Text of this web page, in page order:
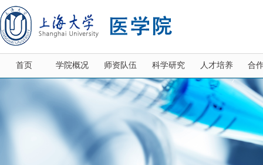
首页 学院概况 师资队伍 科学研究 人才培养 合